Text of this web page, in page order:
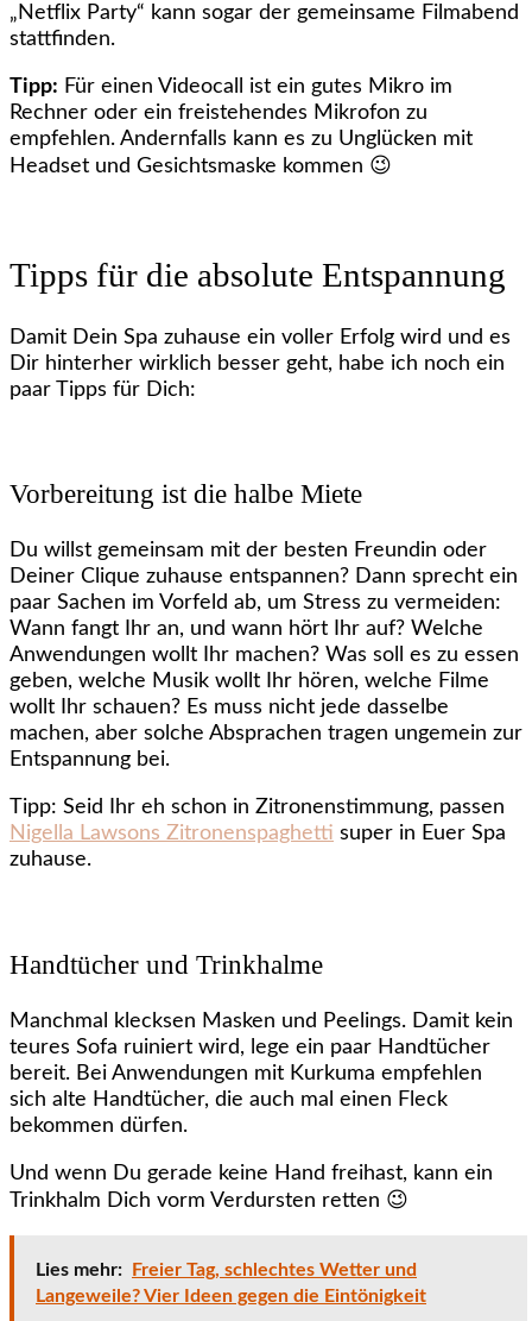
„Netflix Party“ kann sogar der gemeinsame Filmabend
stattfinden.
Tipp: Für einen Videocall ist ein gutes Mikro im
Rechner oder ein freistehendes Mikrofon zu
empfehlen. Andernfalls kann es zu Unglücken mit
Headset und Gesichtsmaske kommen 😉
Tipps für die absolute Entspannung
Damit Dein Spa zuhause ein voller Erfolg wird und es
Dir hinterher wirklich besser geht, habe ich noch ein
paar Tipps für Dich:
Vorbereitung ist die halbe Miete
Du willst gemeinsam mit der besten Freundin oder
Deiner Clique zuhause entspannen? Dann sprecht ein
paar Sachen im Vorfeld ab, um Stress zu vermeiden:
Wann fangt Ihr an, und wann hört Ihr auf? Welche
Anwendungen wollt Ihr machen? Was soll es zu essen
geben, welche Musik wollt Ihr hören, welche Filme
wollt Ihr schauen? Es muss nicht jede dasselbe
machen, aber solche Absprachen tragen ungemein zur
Entspannung bei.
Tipp: Seid Ihr eh schon in Zitronenstimmung, passen
Nigella Lawsons Zitronenspaghetti super in Euer Spa
zuhause.
Handtücher und Trinkhalme
Manchmal klecksen Masken und Peelings. Damit kein
teures Sofa ruiniert wird, lege ein paar Handtücher
bereit. Bei Anwendungen mit Kurkuma empfehlen
sich alte Handtücher, die auch mal einen Fleck
bekommen dürfen.
Und wenn Du gerade keine Hand freihast, kann ein
Trinkhalm Dich vorm Verdursten retten 😉
Lies mehr:
Freier Tag, schlechtes Wetter und
Langeweile? Vier Ideen gegen die Eintönigkeit